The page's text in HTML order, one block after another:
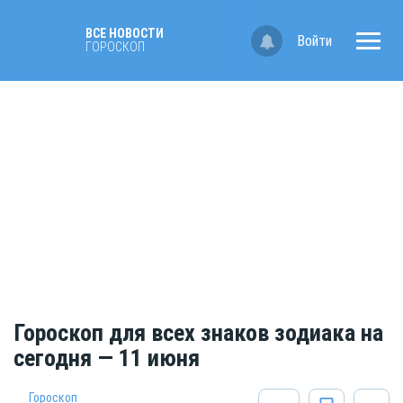
ВСЕ НОВОСТИ
ГОРОСКОП
Войти
Гороскоп для всех знаков зодиака на
сегодня — 11 июня
Гороскоп